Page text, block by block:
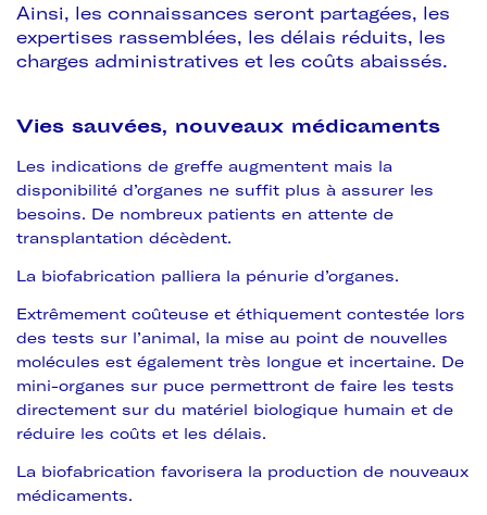
Ainsi, les connaissances seront partagées, les
expertises rassemblées, les délais réduits, les
charges administratives et les coûts abaissés.
Vies sauvées, nouveaux médicaments
Les indications de greffe augmentent mais la
disponibilité d’organes ne suffit plus à assurer les
besoins. De nombreux patients en attente de
transplantation décèdent.
La biofabrication palliera la pénurie d’organes.
Extrêmement coûteuse et éthiquement contestée lors
des tests sur l’animal, la mise au point de nouvelles
molécules est également très longue et incertaine. De
mini-organes sur puce permettront de faire les tests
directement sur du matériel biologique humain et de
réduire les coûts et les délais.
La biofabrication favorisera la production de nouveaux
médicaments.